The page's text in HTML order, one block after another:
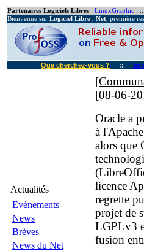
Partenaires Logiciels Libres : LinuxGraphic .::.
Bienvenue sur Logiciel Libre . Net , première
Que cherchez-vous ? ::
Actualités
Evènements
News
Brèves
News du Net
[
[08-06-
Oracle a
à
alors que
licence
regrette
projet de
LGPLv3
fusion